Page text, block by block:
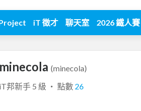
iT 徵才 聊天室 2026 鐵人賽
minecola (minecola)
iT邦新手 5 級 ‧ 點數 26